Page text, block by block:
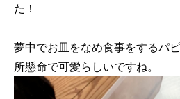
た！
夢中でお皿をなめ食事をするパ
所懸命で可愛らしいですね。